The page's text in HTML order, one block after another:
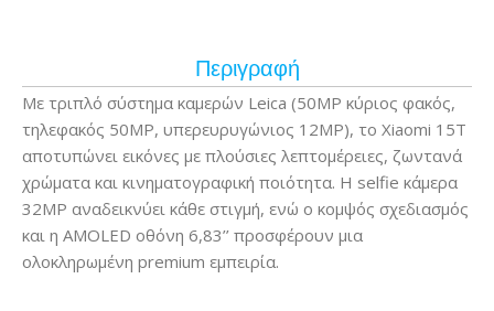
Περιγραφή
Με τριπλό σύστημα καμερών Leica (50MP κύριος φακός,
τηλεφακός 50MP, υπερευρυγώνιος 12MP), το Xiaomi 15T
αποτυπώνει εικόνες με πλούσιες λεπτομέρειες, ζωντανά
χρώματα και κινηματογραφική ποιότητα. Η selfie κάμερα
32MP αναδεικνύει κάθε στιγμή, ενώ ο κομψός σχεδιασμός
και η AMOLED οθόνη 6,83’’ προσφέρουν μια
ολοκληρωμένη premium εμπειρία.